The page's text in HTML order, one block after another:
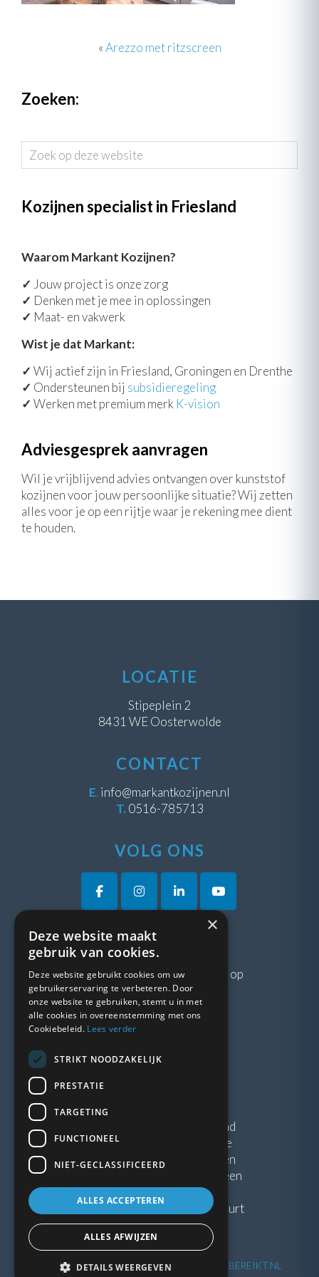
«Arezzo met ritzscreen
Zoeken:
Zoek
op
website
Kozijnen specialist in Friesland
Waarom Markant Kozijnen?
✓ Jouw project is onze zorg
✓ Denken met je mee in oplossingen
✓ Maat- en vakwerk
Wist je dat Markant:
✓ Wij actief zijn in Friesland, Groningen en Drenthe
✓ Ondersteunen bij subsidieregeling
✓ Werken met premium merk K-vision
Adviesgesprek aanvragen
Wil je vrijblijvend advies ontvangen over kunststof
kozijnen voor jouw persoonlijke situatie? Wij zetten
alles voor je op een rijtje waar je rekening mee dient
te houden.
LOCATIE
Stipeplein 2
8431 WE Oosterwolde
CONTACT
E.info@markantkozijnen.nl
T. 0516-785713
VOLG ONS
VRAGEN?
Neem gerustcontactmet ons op
LINKS
Blogs
Algemene voorwaarden
Kunststof Kozijnen Friesland
Kunststof kozijnen Drenthe
Kunststof Kozijnen Drachten
Kunststof Kozijnen Hoogeveen
Kunststof kozijnen in jouw buurt
2026| Website ontwikkeling door WEBSITEBEREIKT.NL
×
Deze website maakt
gebruik van cookies.
Deze website gebruikt cookies om uw
gebruikerservaring te verbeteren. Door
onze website te gebruiken, stemt u in met
alle cookies in overeenstemming met ons
Cookiebeleid. Lees verder
STRIKT NOODZAKELIJK
PRESTATIE
TARGETING
FUNCTIONEEL
NIET-GECLASSIFICEERD
ALLES ACCEPTEREN
ALLES AFWIJZEN
DETAILS WEERGEVEN